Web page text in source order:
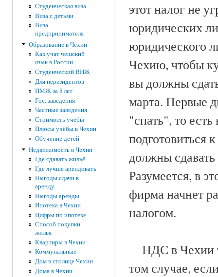
Студенческая виза
Виза с детьми
Виза
предпринимателя
Образование в Чехии
Как учат чешский
язык в России
Студенческий ВНЖ
Для нерезидентов
ПМЖ за 5 лет
Гос. заведения
Частные заведения
Стоимость учёбы
Плюсы учёбы в Чехии
Обучение детей
Недвижимость в Чехии
Где сдавать жильё
Где лучше арендовать
Выгоды сдачи в
аренду
Выгоды аренды
Ипотека в Чехии
Цифры по ипотеке
Способ покупки
жилья
Квартиры в Чехии
Коммунальные
Дом в столице Чехии
Дома в Чехии
этот налог не
юридических
юридического
Чехию, чтобы
вы должны
марта. Первые
"спать", то
подготовиться
должны
Разумеется, в
фирма начнет
налогом.
НДС в Чехии
том случае,